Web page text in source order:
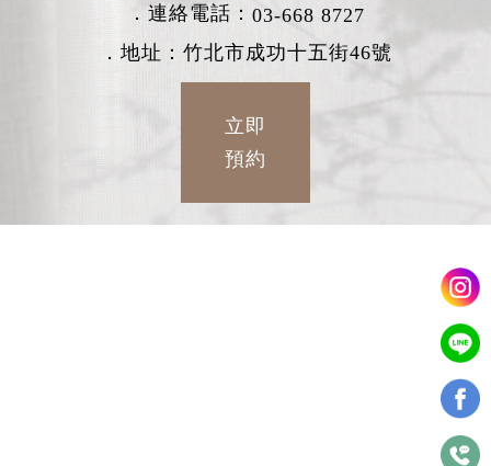
．連絡電話： 03-668 8727
．地址：竹北市成功十五街46號
立即
預約